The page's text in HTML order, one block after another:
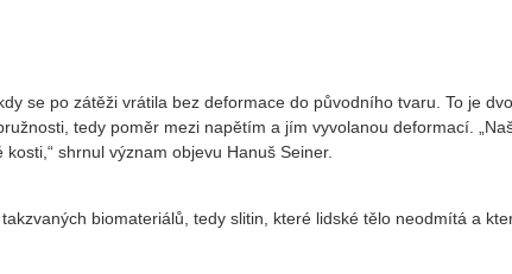
se po zátěži vrátila bez deformace do původního tvaru. To je
tedy poměr mezi napětím a jím vyvolanou deformací.
shrnul význam objevu Hanuš Seiner.
biomateriálů, tedy slitin, které lidské tělo neodmítá a